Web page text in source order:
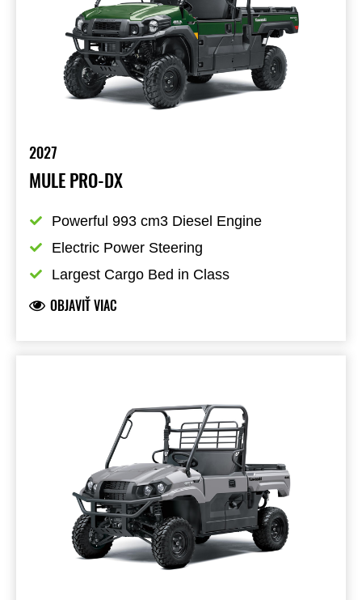
2027
MULE PRO-DX
Powerful 993 cm3 Diesel Engine
Electric Power Steering
Largest Cargo Bed in Class
OBJAVIŤ VIAC